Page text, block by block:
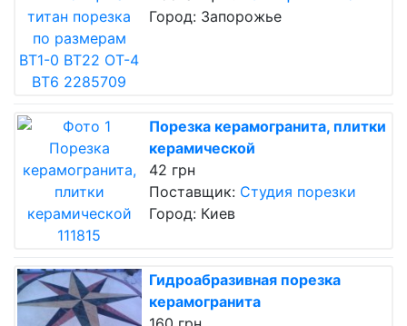
Город: Запорожье
Порезка керамогранита, плитки
керамической
42 грн
Поставщик: Студия порезки
Город: Киев
Гидроабразивная порезка
керамогранита